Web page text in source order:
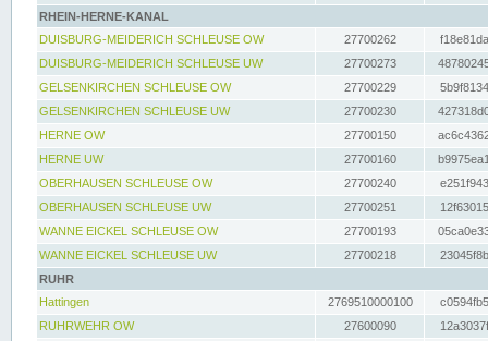
RHEIN-HERNE-KANAL
DUISBURG-MEIDERICH SCHLEUSE OW
27700262
DUISBURG-MEIDERICH SCHLEUSE UW
27700273
GELSENKIRCHEN SCHLEUSE OW
27700229
GELSENKIRCHEN SCHLEUSE UW
27700230
HERNE OW
27700150
HERNE UW
27700160
OBERHAUSEN SCHLEUSE OW
27700240
OBERHAUSEN SCHLEUSE UW
27700251
WANNE EICKEL SCHLEUSE OW
27700193
WANNE EICKEL SCHLEUSE UW
27700218
RUHR
Hattingen
2769510000100
RUHRWEHR OW
27600090